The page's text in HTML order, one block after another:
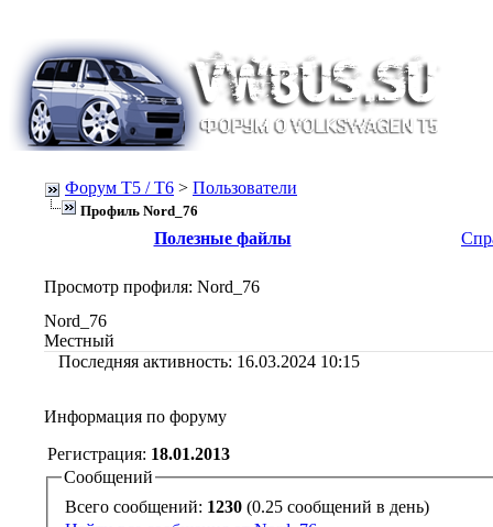
Форум Т5 / T6 > Пользователи
Профиль Nord_76
Полезные файлы
Просмотр профиля: Nord_76
Nord_76
Местный
Последняя активность: 16.03.2024 10:15
Информация по форуму
Регистрация: 18.01.2013
Сообщений
Всего сообщений: 1230
(0.25 сообщений в день)